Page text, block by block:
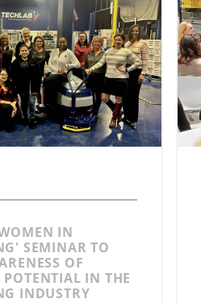
IN
SEMINAR TO
OF
IN THE
INDUSTRY